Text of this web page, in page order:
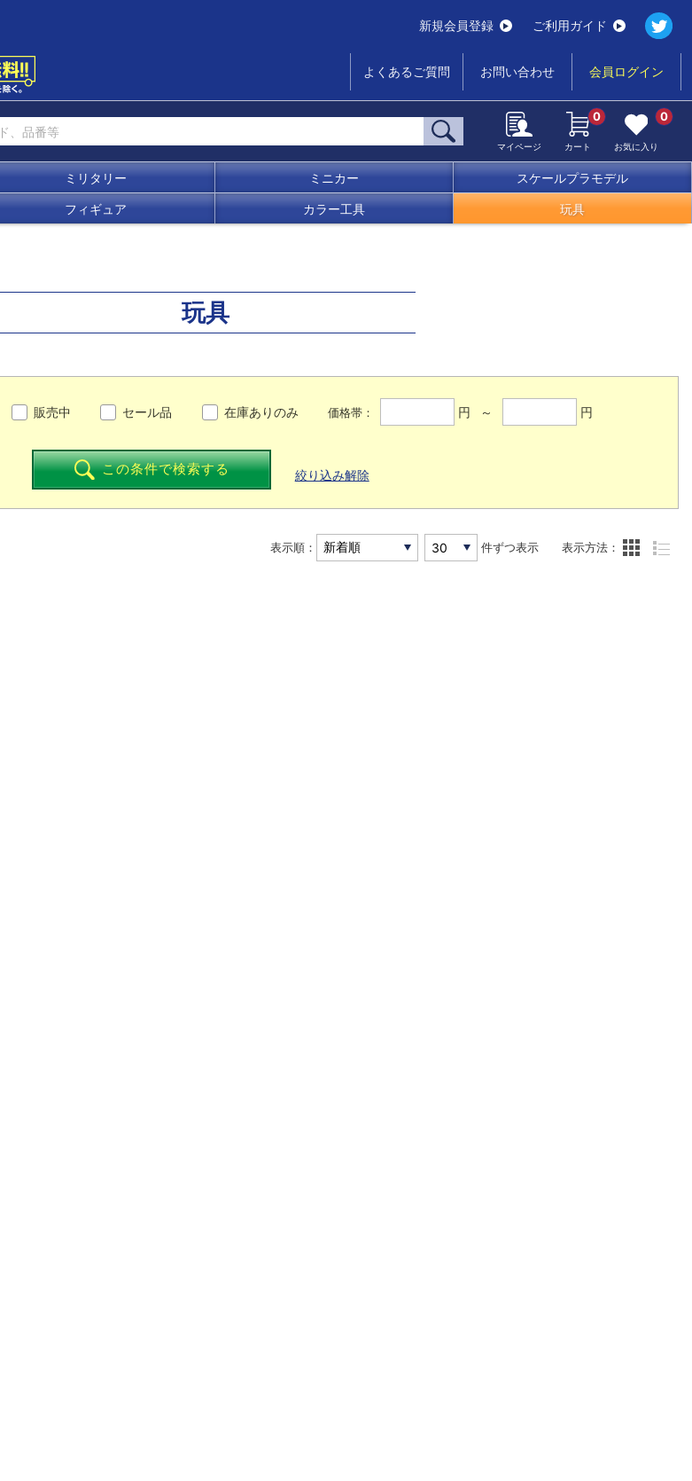
新規会員登録 ご利用ガイド
よくあるご質問 お問い合わせ 会員ログイン
マイページ カート
0
お気に入り
0
ミリタリー ミニカー スケールプラモデル
フィギュア カラー工具 玩具
玩具
販売中 セール品 在庫ありのみ 価格帯： 円 ～ 円
この条件で検索する 絞り込み解除
表示順： 件ずつ表示 表示方法：